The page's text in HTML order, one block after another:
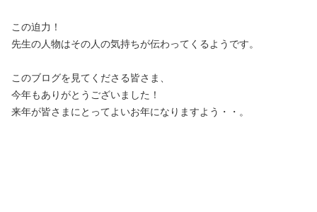
この迫力！
先生の人物はその人の気持ちが伝わってくるようです。
このブログを見てくださる皆さま、
今年もありがとうございました！
来年が皆さまにとってよいお年になりますよう・・。